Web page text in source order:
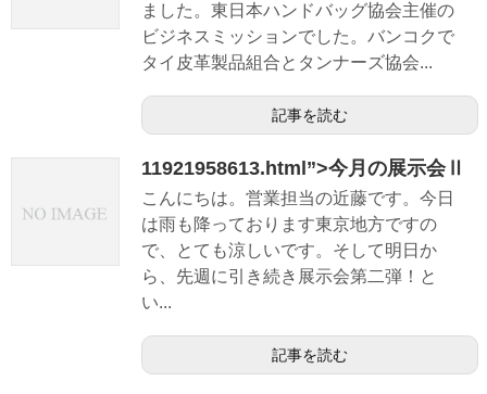
ました。東日本ハンドバッグ協会主催の
ビジネスミッションでした。バンコクで
タイ皮革製品組合とタンナーズ協会...
記事を読む
11921958613.html”>今月の展示会Ⅱ
こんにちは。営業担当の近藤です。今日
は雨も降っております東京地方ですの
で、とても涼しいです。そして明日か
ら、先週に引き続き展示会第二弾！と
い...
記事を読む